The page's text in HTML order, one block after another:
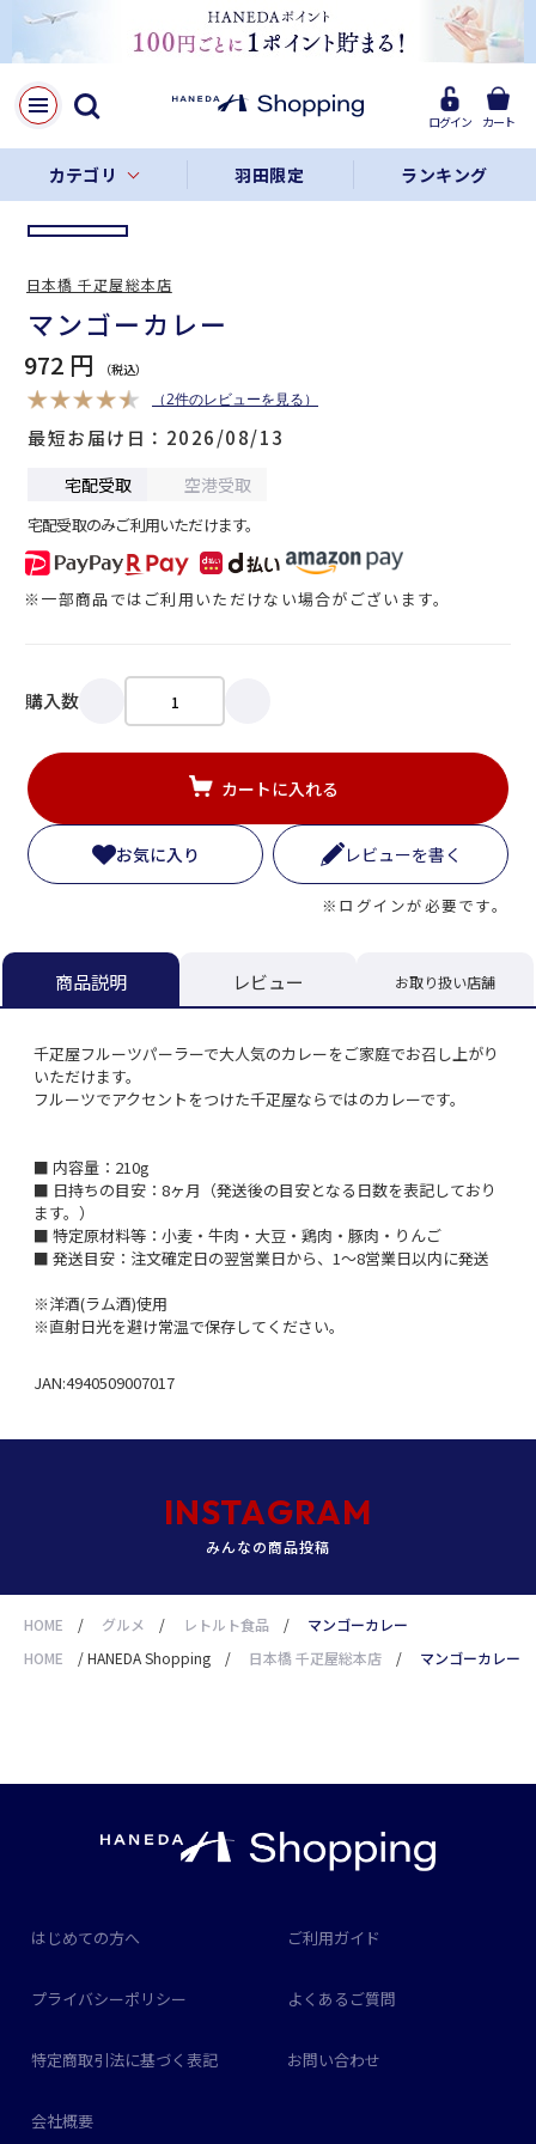
ログイン カート
カテゴリ 羽田限定 ランキング
HOME / グルメ / レトルト食品 /
マンゴーカレー
HOME
/HANEDA Shopping / 日本橋 千疋屋総本店 / マンゴーカレー
LINE
Facebook
リンクをコピー
マンゴーカレー
972 円
（2件のレビューを見る）
最短お届け日 2026/08/13
宅配受取 空港受取
宅配受取のみご利用いただけます。
※一部商品ではご利用いただけない場合がございます。
購入数
カートに入れる
お気に入り レビューを書く
※ログインが必要です。
日本橋 千疋屋総本店
商品説明 レビュー お取り扱い店舗
千疋屋フルーツパーラーで大人気のカレーをご家庭でお召し上がり
いただけます。
フルーツでアクセントをつけた千疋屋ならではのカレーです。
■ 内容量：210g
■ 日持ちの目安：8ヶ月（発送後の目安となる日数を表記しており
ます。）
■ 特定原材料等：小麦・牛肉・大豆・鶏肉・豚肉・りんご
■ 発送目安：注文確定日の翌営業日から、1～8営業日以内に発送
※洋酒(ラム酒)使用
※直射日光を避け常温で保存してください。
JAN:4940509007017
INSTAGRAM
みんなの商品投稿
はじめての方へ ご利用ガイド
プライバシーポリシー よくあるご質問
特定商取引法に基づく表記 お問い合わせ
会社概要